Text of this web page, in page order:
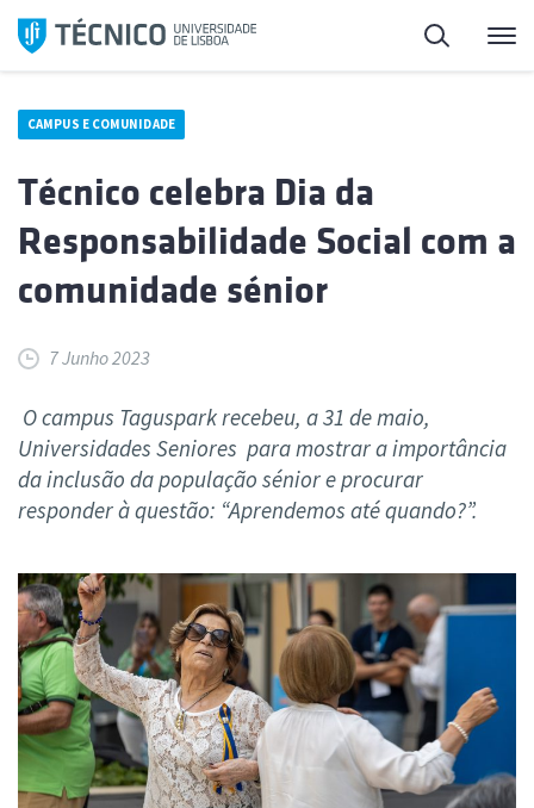
Saltar
para
Pesquisa
CAMPUS E COMUNIDADE
Técnico celebra Dia da
Responsabilidade Social com a
comunidade sénior
7 Junho 2023
O campus Taguspark recebeu, a 31 de maio,
Universidades Seniores para mostrar a importância
da inclusão da população sénior e procurar
responder à questão: “Aprendemos até quando?”.